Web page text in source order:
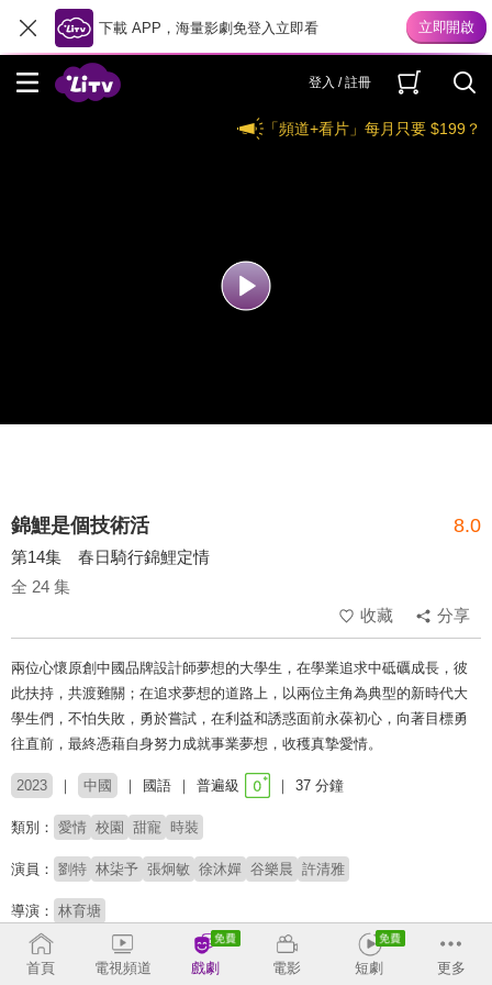
下載 APP，海量影劇免登入立即看
登入 / 註冊
「頻道+看片」每月只要 $199？
錦鯉是個技術活 8.0
第14集 春日騎行錦鯉定情
全 24 集
收藏
分享
兩位心懷原創中國品牌設計師夢想的大學生，在學業追求中砥礪成長，彼
此扶持，共渡難關；在追求夢想的道路上，以兩位主角為典型的新時代大
學生們，不怕失敗，勇於嘗試，在利益和誘惑面前永葆初心，向著目標勇
往直前，最終憑藉自身努力成就事業夢想，收穫真摯愛情。
2023 中國 國語 普遍級 37 分鐘
類別： 愛情 校園 甜寵 時裝
演員： 劉特 林柒予 張炯敏 徐沐嬋 谷樂晨 許清雅
導演： 林育塘
原著：
唐欣恬《鐘此一人-錦鯉是個技術活》
首頁
電視頻道 戲劇 電影 短劇 更多